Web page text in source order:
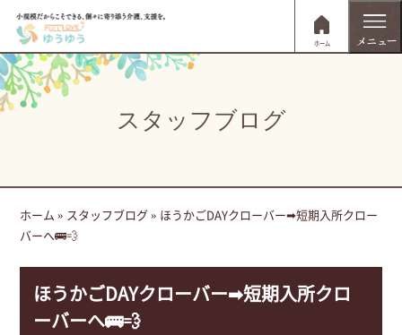
ホーム
スタッフブログ
ホーム » スタッフブログ» ほうかごDAYクローバー➡短期入所クロー
バーへ🚌💨
ほうかごDAYクローバー➡短期入所クロ
ーバーへ🚌💨